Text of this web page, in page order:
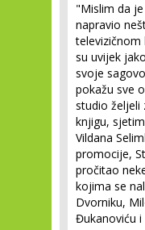
"Mislim da
napravio
televizičnom
su uvijek
svoje
pokažu sve
studio željeli
knjigu,
Vildana
promocije,
pročitao
kojima se
Dvorniku,
Đukanoviću i